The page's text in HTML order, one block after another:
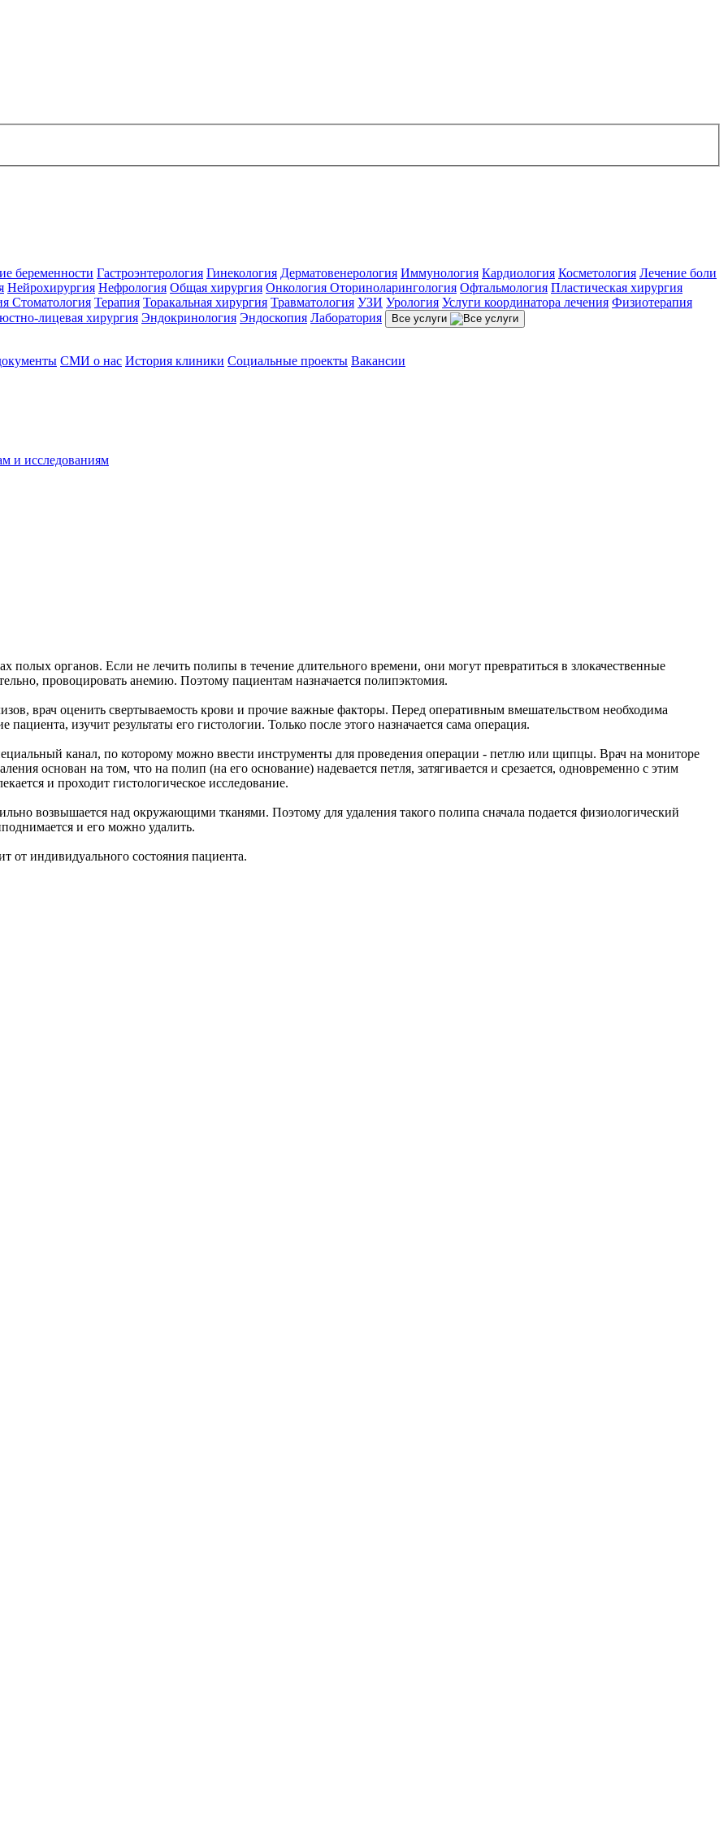
беременности Гастроэнтерология Гинекология Дерматовенерология Иммунология Кардиология Косметология Лечение боли
Нейрохирургия Нефрология Общая хирургия Онкология Оториноларингология Офтальмология Пластическая хирургия
Стоматология Терапия Торакальная хирургия Травматология УЗИ Урология Услуги координатора лечения Физиотерапия
лицевая хирургия Эндокринология Эндоскопия Лаборатория Все услуги
СМИ о нас История клиники Социальные проекты Вакансии
и исследованиям
полых органов. Если не лечить полипы в течение длительного времени, они могут превратиться в злокачественные
провоцировать анемию. Поэтому пациентам назначается полипэктомия.
врач оценить свертываемость крови и прочие важные факторы. Перед оперативным вмешательством необходима
изучит результаты его гистологии. Только после этого назначается сама операция.
канал, по которому можно ввести инструменты для проведения операции - петлю или щипцы. Врач на мониторе
основан на том, что на полип (на его основание) надевается петля, затягивается и срезается, одновременно с этим
и проходит гистологическое исследование.
возвышается над окружающими тканями. Поэтому для удаления такого полипа сначала подается физиологический
и его можно удалить.
от индивидуального состояния пациента.